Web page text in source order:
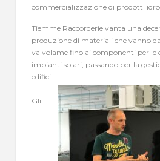
commercializzazione di prodotti
Tiemme Raccorderie vanta una
produzione di materiali che vanno
valvolame fino ai componenti per le
impianti solari, passando per la
edifici.
Gli